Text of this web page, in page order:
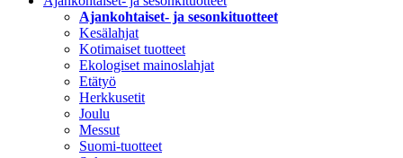
Ajankohtaiset- ja sesonkituotteet
Kesälahjat
Kotimaiset tuotteet
Ekologiset mainoslahjat
Etätyö
Herkkusetit
Joulu
Messut
Suomi-tuotteet